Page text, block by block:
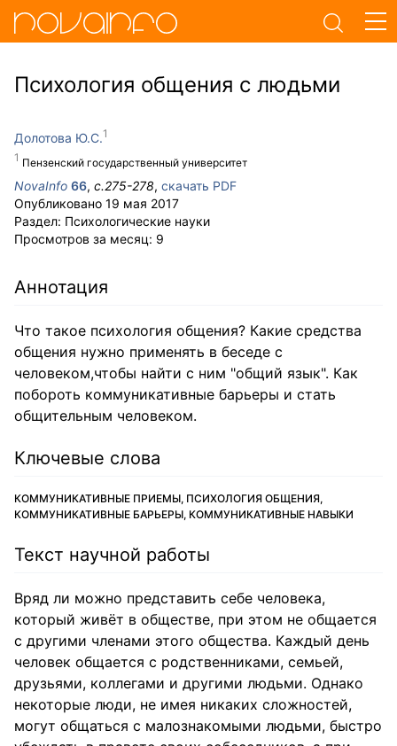
Психология общения с людьми
Долотова Ю.С.
Пензенский государственный университет
NovaInfo 66, с.275-278, скачать PDF
Опубликовано 19 мая 2017
Раздел: Психологические науки
Просмотров за месяц: 9
Аннотация
Что такое психология общения? Какие средства
общения нужно применять в беседе с
человеком,чтобы найти с ним "общий язык". Как
побороть коммуникативные барьеры и стать
общительным человеком.
Ключевые слова
КОММУНИКАТИВНЫЕ ПРИЕМЫ, ПСИХОЛОГИЯ ОБЩЕНИЯ,
КОММУНИКАТИВНЫЕ БАРЬЕРЫ, КОММУНИКАТИВНЫЕ НАВЫКИ
Текст научной работы
Вряд ли можно представить себе человека,
который живёт в обществе, при этом не общается
с другими членами этого общества. Каждый день
человек общается с родственниками, семьей,
друзьями, коллегами и другими людьми. Однако
некоторые люди, не имея никаких сложностей,
могут общаться с малознакомыми людьми, быстро